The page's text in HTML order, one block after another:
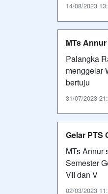
14/08/2023
MTs
Palangka
menggelar
bertuju
31/07/2023
Gelar PTS
MTs Annur
Semester
VII dan V
02/03/2023